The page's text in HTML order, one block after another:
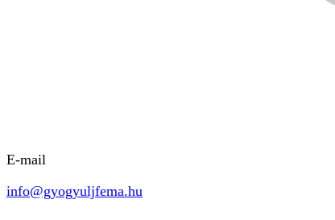
E-mail
info@gyogyuljfema.hu